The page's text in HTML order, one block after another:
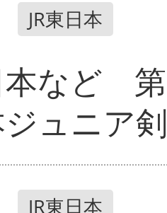
JR東日本
本など
ジュニア
JR東日本